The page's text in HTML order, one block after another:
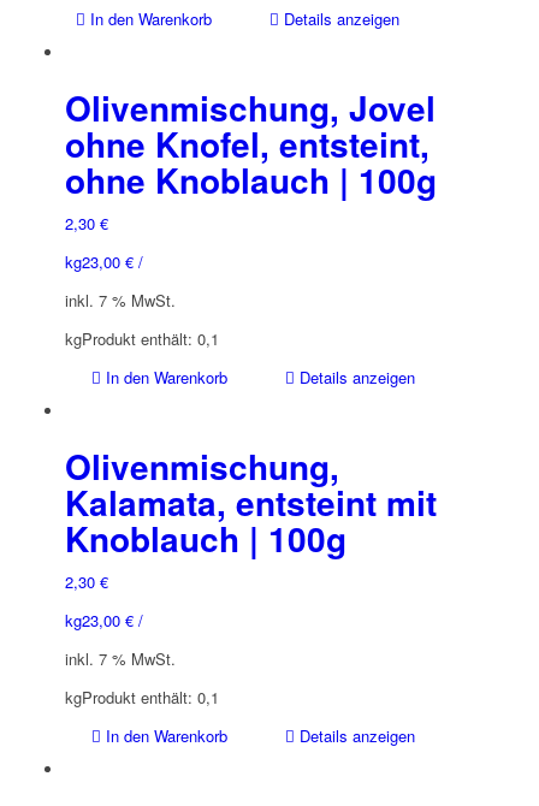
In den Warenkorb Details anzeigen
Olivenmischung, Jovel
ohne Knofel, entsteint,
ohne Knoblauch | 100g
2,30 €
23,00 €/
kg
inkl. 7 % MwSt.
Produkt enthält: 0,1
kg
In den Warenkorb
Details anzeigen
Olivenmischung,
Kalamata, entsteint mit
Knoblauch | 100g
2,30 €
23,00 €/
kg
inkl. 7 % MwSt.
Produkt enthält: 0,1
kg
In den Warenkorb
Details anzeigen